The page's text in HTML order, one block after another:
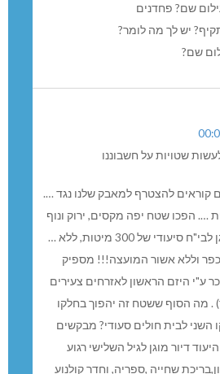
שם? פחדנים
יש לך מה לומר?
שם?
שטויות על חשבוננו
קוראים להצטרף למאבק שלנו נגד ….
…. הפכו שטח יפה מקסים, ירוק ונוף
כפרי שמיועד לדיור מוגן לבי"ח סיעודי של 300 מיטות, ללא …
וללא אשור המועצה!!! מספיק
היזם הראשון לאזרחים צעירים
. מה הסוף ששטח זה יהפוך בחלקו
השני לבית חולים סעודי? מבקשים
דיור מוגן לגיל השלישי רגוע
שחייה ,ספריה, וחדר קולנוע